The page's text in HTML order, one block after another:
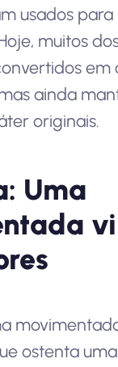
usados
muitos
em
ainda
originais.
Uma
ostenta